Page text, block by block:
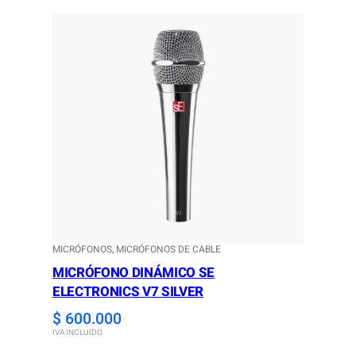
MICRÓFONOS, MICRÓFONOS DE CABLE
MICRÓFONO DINÁMICO SE
ELECTRONICS V7 SILVER
$ 600.000
IVA INCLUIDO